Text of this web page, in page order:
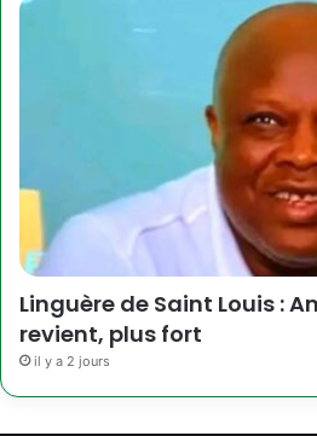
Linguère de Saint Louis :
revient, plus fort
il y a 2 jours